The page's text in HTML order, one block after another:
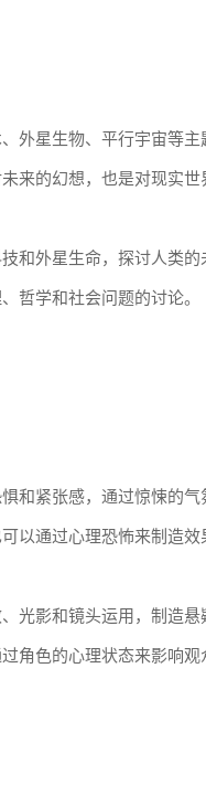
外星生物、平行宇宙等
来的幻想，也是对现实世
和外星生命，探讨人类的
哲学和社会问题的讨论。
和紧张感，通过惊悚的
以通过心理恐怖来制造效
光影和镜头运用，制造悬
角色的心理状态来影响观